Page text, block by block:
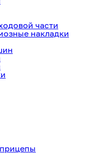
части
накладки